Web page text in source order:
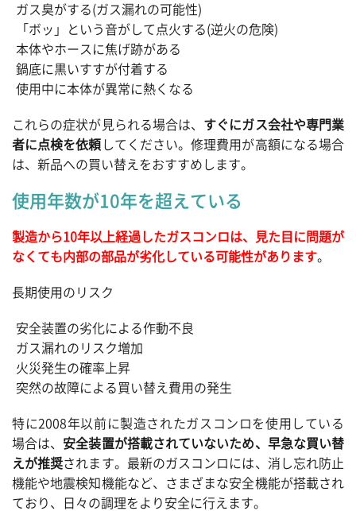
ガス臭がする(ガス漏れの可能性)
「ボッ」という音がして点火する(逆火の危険)
本体やホースに焦げ跡がある
鍋底に黒いすすが付着する
使用中に本体が異常に熱くなる
これらの症状が見られる場合は、 すぐにガス会社や専門業
者に点検を依頼 してください。修理費用が高額になる場合
は、新品への買い替えをおすすめします。
使用年数が10年を超えている
製造から10年以上経過したガスコンロは、見た目に問題が
なくても内部の部品が劣化している可能性があります。
長期使用のリスク
安全装置の劣化による作動不良
ガス漏れのリスク増加
火災発生の確率上昇
突然の故障による買い替え費用の発生
特に2008年以前に製造されたガスコンロを使用している
場合は、 安全装置が搭載されていないため、早急な買い替
えが推奨されます。最新のガスコンロには、消し忘れ防止
機能や地震検知機能など、さまざまな安全機能が搭載され
ており、日々の調理をより安全に行えます。